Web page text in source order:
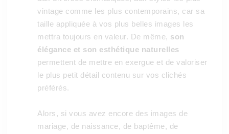
vintage comme les plus contemporains, car sa
taille appliquée à vos plus belles images les
mettra toujours en valeur. De même, son
élégance et son esthétique naturelles
permettent de mettre en exergue et de valoriser
le plus petit détail contenu sur vos clichés
préférés.
Alors, si vous avez encore des images de
mariage, de naissance, de baptême, de